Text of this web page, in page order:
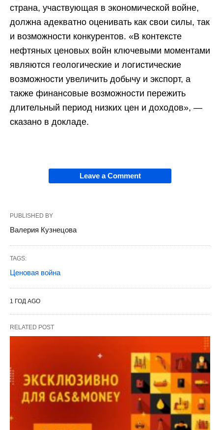
страна, участвующая в экономической войне,
должна адекватно оценивать как свои силы, так
и возможности конкурентов. «В контексте
нефтяных ценовых войн ключевыми моментами
являются геологические и логистические
возможности увеличить добычу и экспорт, а
также финансовые возможности пережить
длительный период низких цен и доходов», —
сказано в докладе.
Leave a Comment
PUBLISHED BY
Валерия Кузнецова
TAGS:
Ценовая война
1 ГОД AGO
RELATED POST